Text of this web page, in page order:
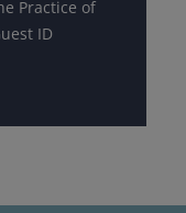
Practice of
ID